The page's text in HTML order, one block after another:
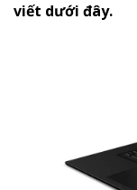
viết dưới đây.